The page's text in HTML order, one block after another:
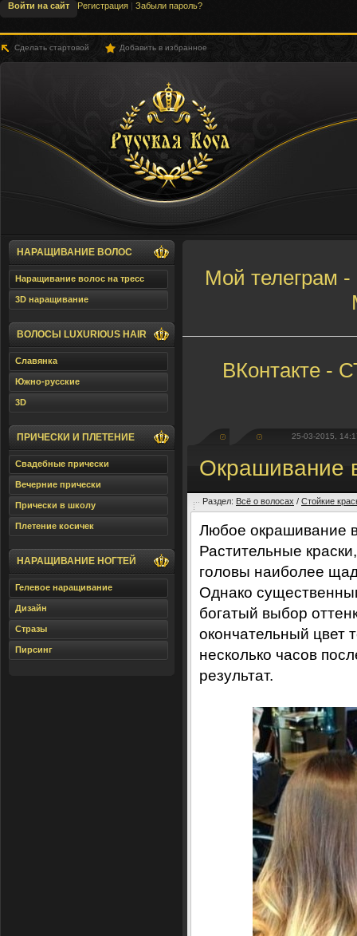
Войти на сайт Регистрация | Забыли пароль?
Сделать стартовой Добавить в избранное
SLHair.Ru - Русская Коса
НАРАЩИВАНИЕ ВОЛОС
Наращивание волос на тресс
3D наращивание
ВОЛОСЫ LUXURIOUS HAIR
Славянка
Южно-русские
3D
ПРИЧЕСКИ И ПЛЕТЕНИЕ
Свадебные прически
Вечерние прически
Прически в школу
Плетение косичек
НАРАЩИВАНИЕ НОГТЕЙ
Гелевое наращивание
Дизайн
Стразы
Пирсинг
Мой
ВКонтакте
25-03-2015,
Окрашивание
Раздел: Всё о волосах / Стойкие
Любое окрашивание
Растительные
головы наиболее
Однако
богатый выбор
окончательный цвет
несколько часов
результат.